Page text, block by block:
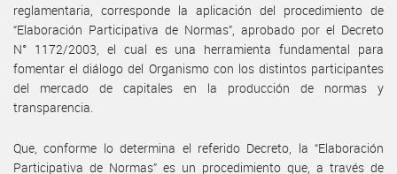
reglamentaria, corresponde la aplicación del procedimiento de
“Elaboración Participativa de Normas”, aprobado por el Decreto
N° 1172/2003, el cual es una herramienta fundamental para
fomentar el diálogo del Organismo con los distintos participantes
del mercado de capitales en la producción de normas y
transparencia.
Que, conforme lo determina el referido Decreto, la “Elaboración
Participativa de Normas” es un procedimiento que, a través de